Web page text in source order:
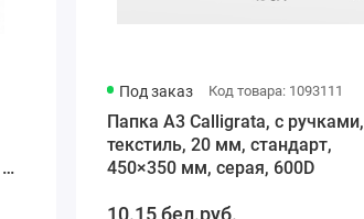
Под заказ Код товара: 1093111
Папка А3 Calligrata, с ручками,
текстиль, 20 мм, стандарт,
450×350 мм, серая, 600D
10.15 бел.руб.